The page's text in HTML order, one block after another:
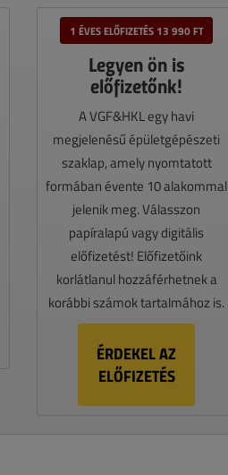
1 ÉVES ELŐFIZETÉS 13 990 FT
Legyen ön is
előfizetőnk!
A VGF&HKL egy havi
megjelenésű épületgépészeti
szaklap, amely nyomtatott
formában évente 10 alakommal
jelenik meg. Válasszon
papíralapú vagy digitális
előfizetést! Előfizetőink
korlátlanul hozzáférhetnek a
korábbi számok tartalmához is.
ÉRDEKEL AZ
ELŐFIZETÉS